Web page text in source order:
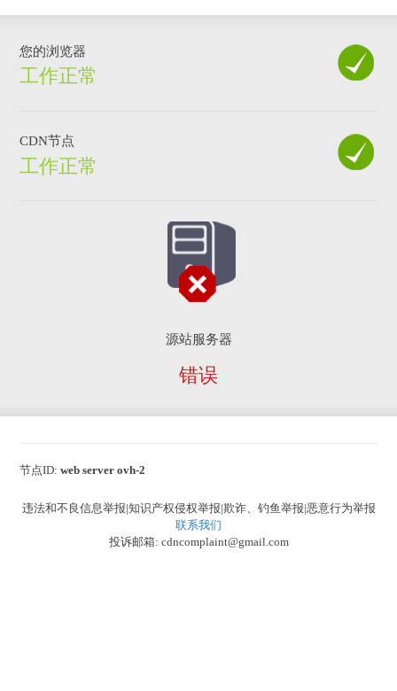
您的浏览器
工作正常
CDN节点
工作正常
源站服务器
错误
节点ID:web server ovh-2
违法和不良信息举报|知识产权侵权举报|欺诈、钓鱼举报|恶意行为举报
联系我们
投诉邮箱: cdncomplaint@gmail.com